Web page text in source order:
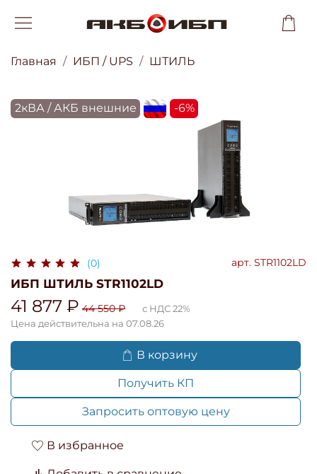
Главная ИБП / UPS ШТИЛЬ
2кВА / АКБ внешние flagRU
-6%
(0) арт. STR1102LD
ИБП ШТИЛЬ STR1102LD
41 877 ₽ 44 550 ₽
с НДС 22%
Цена действительна на 07.08.26
В корзину
Получить КП
Запросить оптовую цену
В избранное